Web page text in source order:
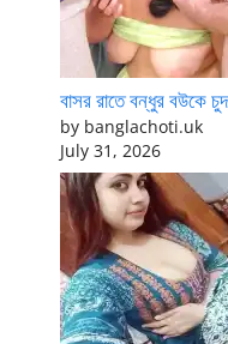
বাসর রাতে বন্ধুর বউকে
by banglachoti.uk
July 31, 2026